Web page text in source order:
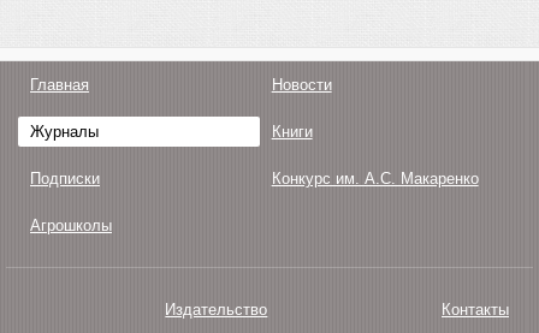
Главная Новости
Журналы Книги
Подписки Конкурс им. А.С. Макаренко
Агрошколы
Издательство Контакты